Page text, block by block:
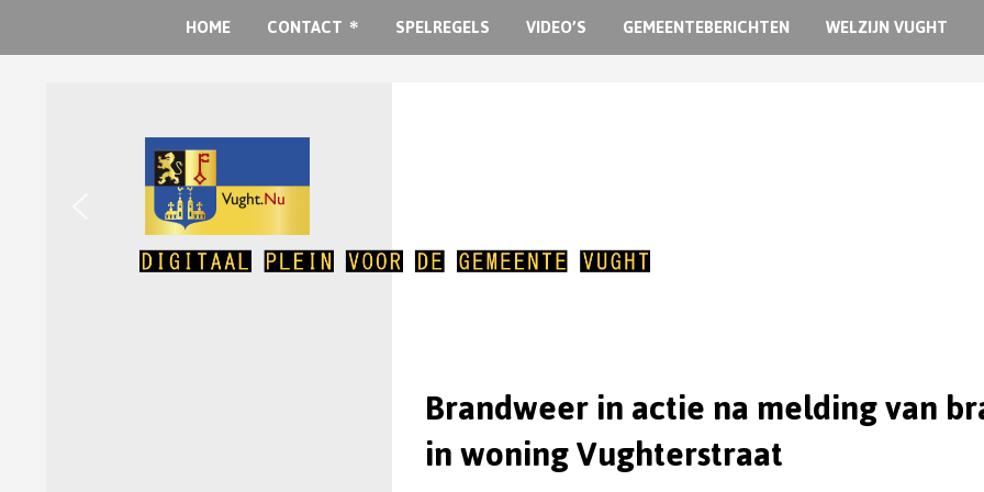
HOME CONTACT SPELREGELS VIDEO’S GEMEENTEBERICHTEN WELZIJN VUGHT
Brandweer in actie na melding van
in woning Vughterstraat